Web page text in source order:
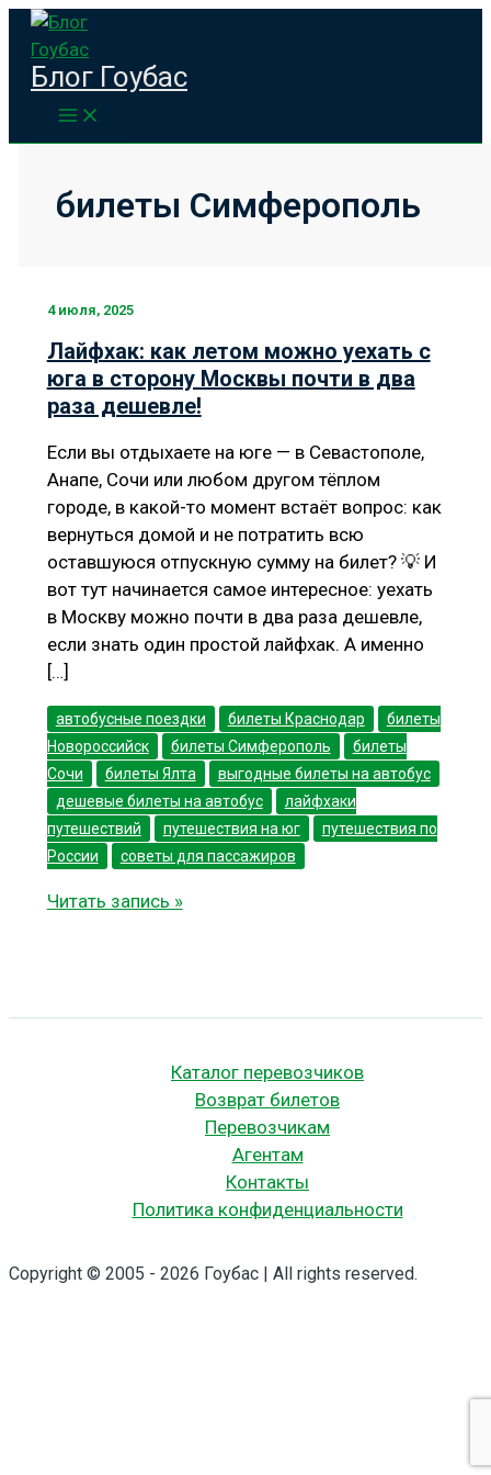
Перейти
содержимому
Блог Гоубас
билеты Симферополь
4 июля, 2025
Лайфхак: как летом можно уехать с
юга в сторону Москвы почти в два
раза дешевле!
Если вы отдыхаете на юге — в Севастополе,
Анапе, Сочи или любом другом тёплом
городе, в какой-то момент встаёт вопрос: как
вернуться домой и не потратить всю
оставшуюся отпускную сумму на билет? 💡 И
вот тут начинается самое интересное: уехать
в Москву можно почти в два раза дешевле,
если знать один простой лайфхак. А именно
[…]
автобусные поездки билеты Краснодар
билеты
Новороссийск
билеты Симферополь
билеты
Сочи
билеты Ялта
выгодные билеты на автобус
дешевые билеты на автобус
лайфхаки
путешествий
путешествия на юг
путешествия по
России
советы для пассажиров
Лайфхак:
дешевле!
Читать запись »
Каталог перевозчиков
Возврат билетов
Перевозчикам
Агентам
Контакты
Политика конфиденциальности
Copyright © 2005 - 2026 Гоубас | All rights reserved.